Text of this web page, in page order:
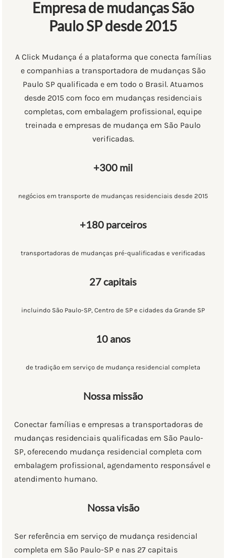
Empresa de mudanças São
Paulo SP desde 2015
A Click Mudança é a plataforma que conecta famílias
e companhias a transportadora de mudanças São
Paulo SP qualificada e em todo o Brasil. Atuamos
desde 2015 com foco em mudanças residenciais
completas, com embalagem profissional, equipe
treinada e empresas de mudança em São Paulo
verificadas.
+300 mil
negócios em transporte de mudanças residenciais desde 2015
+180 parceiros
transportadoras de mudanças pré-qualificadas e verificadas
27 capitais
incluindo São Paulo-SP, Centro de SP e cidades da Grande SP
10 anos
de tradição em serviço de mudança residencial completa
Nossa missão
Conectar famílias e empresas a transportadoras de
mudanças residenciais qualificadas em São Paulo-
SP, oferecendo mudança residencial completa com
embalagem profissional, agendamento responsável e
atendimento humano.
Nossa visão
Ser referência em serviço de mudança residencial
completa em São Paulo-SP e nas 27 capitais